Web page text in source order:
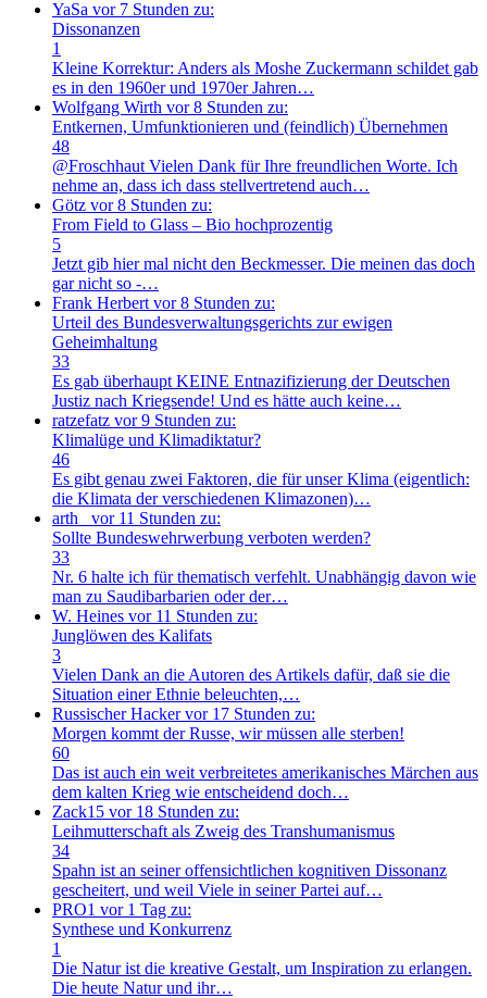
YaSa vor 7 Stunden zu:
Dissonanzen
1
Kleine Korrektur: Anders als Moshe Zuckermann schildet gab
es in den 1960er und 1970er Jahren…
Wolfgang Wirth vor 8 Stunden zu:
Entkernen, Umfunktionieren und (feindlich) Übernehmen
48
@Froschhaut Vielen Dank für Ihre freundlichen Worte. Ich
nehme an, dass ich dass stellvertretend auch…
Götz vor 8 Stunden zu:
From Field to Glass – Bio hochprozentig
5
Jetzt gib hier mal nicht den Beckmesser. Die meinen das doch
gar nicht so -…
Frank Herbert vor 8 Stunden zu:
Urteil des Bundesverwaltungsgerichts zur ewigen
Geheimhaltung
33
Es gab überhaupt KEINE Entnazifizierung der Deutschen
Justiz nach Kriegsende! Und es hätte auch keine…
ratzefatz vor 9 Stunden zu:
Klimalüge und Klimadiktatur?
46
Es gibt genau zwei Faktoren, die für unser Klima (eigentlich:
die Klimata der verschiedenen Klimazonen)…
arth_ vor 11 Stunden zu:
Sollte Bundeswehrwerbung verboten werden?
33
Nr. 6 halte ich für thematisch verfehlt. Unabhängig davon wie
man zu Saudibarbarien oder der…
W. Heines vor 11 Stunden zu:
Junglöwen des Kalifats
3
Vielen Dank an die Autoren des Artikels dafür, daß sie die
Situation einer Ethnie beleuchten,…
Russischer Hackervor 17 Stunden zu:
Morgen kommt der Russe, wir müssen alle sterben!
60
Das ist auch ein weit verbreitetes amerikanisches Märchen aus
dem kalten Krieg wie entscheidend doch…
Zack15 vor 18 Stunden zu:
Leihmutterschaft als Zweig des Transhumanismus
34
Spahn ist an seiner offensichtlichen kognitiven Dissonanz
gescheitert, und weil Viele in seiner Partei auf…
PRO1 vor 1 Tag zu:
Synthese und Konkurrenz
1
Die Natur ist die kreative Gestalt, um Inspiration zu erlangen.
Die heute Natur und ihr…